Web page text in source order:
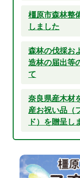
橿原市森林整
しました
森林の伐採お
造林の届出等
て
奈良県産木材
産お祝い品（
ド）を贈呈し
2
枚